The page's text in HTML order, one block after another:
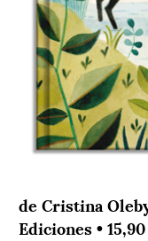
de Cristina
Ediciones •